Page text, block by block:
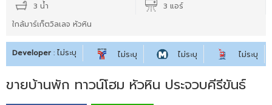
3 น้ำ
3 แอร์
ใกล้มาร์เก็ตวิลเลจ หัวหิน
Developer : ไม่ระบุ ไม่ระบุ ไม่ระบุ ไม่ระบุ
ขายบ้านพัก ทาวน์โฮม หัวหิน ประจวบคีรีขันธ์